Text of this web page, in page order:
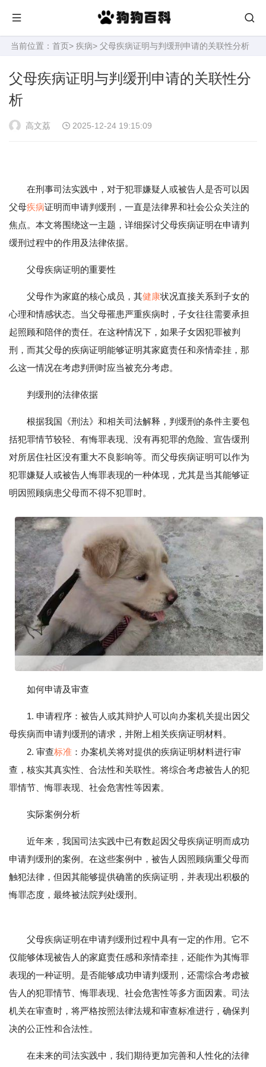
当前位置： 首页> 疾病> 父母疾病证明与判缓刑申请的关联性分析
父母疾病证明与判缓刑申请的关联性分
析
高文荔 2025-12-24 19:15:09
在刑事司法实践中，对于犯罪嫌疑人或被告人是否可以因
父母疾病证明而申请判缓刑，一直是法律界和社会公众关注的
焦点。本文将围绕这一主题，详细探讨父母疾病证明在申请判
缓刑过程中的作用及法律依据。
父母疾病证明的重要性
父母作为家庭的核心成员，其健康状况直接关系到子女的
心理和情感状态。当父母罹患严重疾病时，子女往往需要承担
起照顾和陪伴的责任。在这种情况下，如果子女因犯罪被判
刑，而其父母的疾病证明能够证明其家庭责任和亲情牵挂，那
么这一情况在考虑判刑时应当被充分考虑。
判缓刑的法律依据
根据我国《刑法》和相关司法解释，判缓刑的条件主要包
括犯罪情节较轻、有悔罪表现、没有再犯罪的危险、宣告缓刑
对所居住社区没有重大不良影响等。而父母疾病证明可以作为
犯罪嫌疑人或被告人悔罪表现的一种体现，尤其是当其能够证
明因照顾病患父母而不得不犯罪时。
如何申请及审查
1. 申请程序：被告人或其辩护人可以向办案机关提出因父
母疾病而申请判缓刑的请求，并附上相关疾病证明材料。
2. 审查标准 ：办案机关将对提供的疾病证明材料进行审
查，核实其真实性、合法性和关联性。将综合考虑被告人的犯
罪情节、悔罪表现、社会危害性等因素。
实际案例分析
近年来，我国司法实践中已有数起因父母疾病证明而成功
申请判缓刑的案例。在这些案例中，被告人因照顾病重父母而
触犯法律，但因其能够提供确凿的疾病证明，并表现出积极的
悔罪态度，最终被法院判处缓刑。
父母疾病证明在申请判缓刑过程中具有一定的作用。它不
仅能够体现被告人的家庭责任感和亲情牵挂，还能作为其悔罪
表现的一种证明。是否能够成功申请判缓刑，还需综合考虑被
告人的犯罪情节、悔罪表现、社会危害性等多方面因素。司法
机关在审查时，将严格按照法律法规和审查标准进行，确保判
决的公正性和合法性。
在未来的司法实践中，我们期待更加完善和人性化的法律